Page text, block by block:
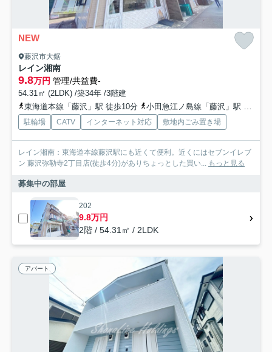
NEW
藤沢市大鋸
レイン湘南
9.8万円 管理/共益費-
54.31㎡ (2LDK) /築34年 /3階建
東海道本線「藤沢」駅 徒歩10分
小田急江ノ島線「藤沢」駅 徒歩10分
駐輪場 CATV インターネット対応 敷地内ごみ置き場
レイン湘南：東海道本線藤沢駅にも近くて便利。近くにはセブンイレブ
ン 藤沢弥勒寺2丁目店(徒歩4分)がありちょっとした買い... もっと見る
募集中の部屋
202
9.8万円
2階 / 54.31㎡ / 2LDK
アパート